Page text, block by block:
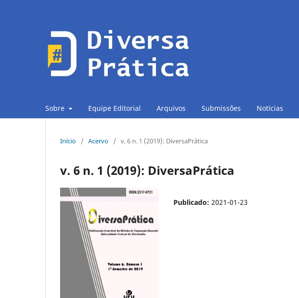
Sobre Equipe Editorial Arquivos Submissões Notícias
Início / Acervo / v. 6 n. 1 (2019): DiversaPrática
v. 6 n. 1 (2019): DiversaPrática
Publicado: 2021-01-23